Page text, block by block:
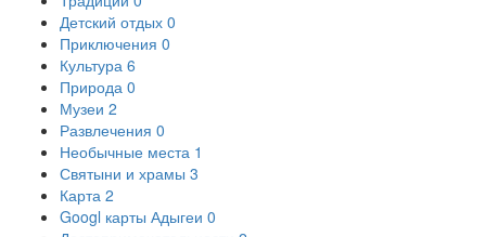
Детский отдых 0
Приключения 0
Культура 6
Природа 0
Музеи 2
Развлечения 0
Необычные места 1
Святыни и храмы 3
Карта 2
Googl карты Адыгеи 0